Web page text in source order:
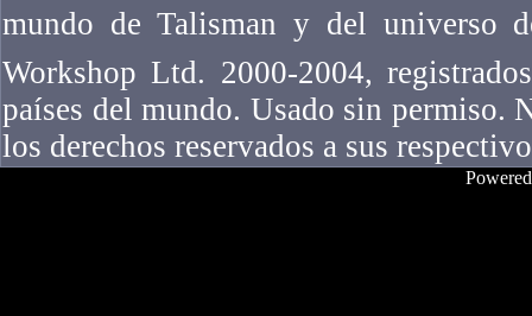
mundo de Talisman y del universo
Workshop Ltd. 2000-2004,
países del mundo. Usado sin permiso.
los derechos reservados a sus